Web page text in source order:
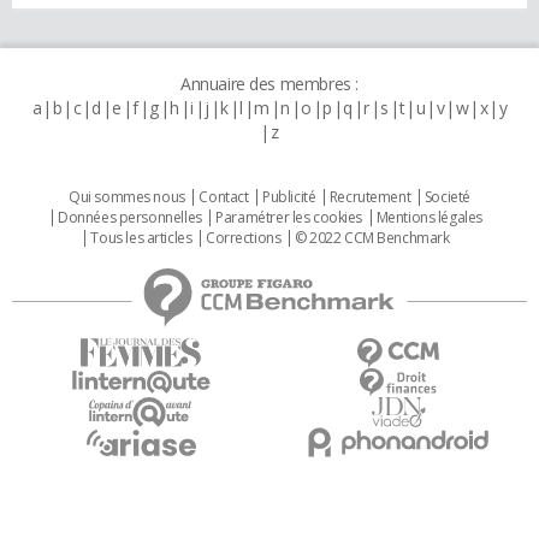
Annuaire des membres :
a b c d e f g h i j k l m n o p q r s t u v w x y
z
Qui sommes nous Contact Publicité Recrutement
Societé
Données personnelles
Paramétrer les cookies
Mentions légales
Tous les articles
Corrections © 2022 CCM Benchmark